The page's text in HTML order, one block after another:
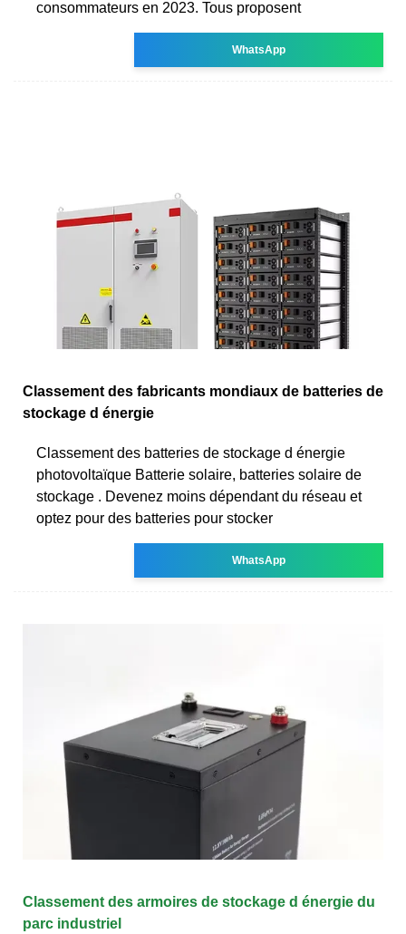
consommateurs en 2023. Tous proposent
WhatsApp
Classement des fabricants mondiaux de batteries de
stockage d énergie
Classement des batteries de stockage d énergie
photovoltaïque Batterie solaire, batteries solaire de
stockage . Devenez moins dépendant du réseau et
optez pour des batteries pour stocker
WhatsApp
Classement des armoires de stockage d énergie du
parc industriel